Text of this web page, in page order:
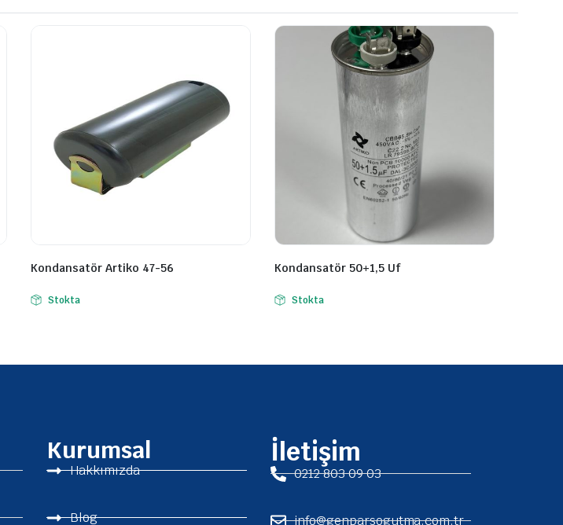
Kondansatör Artiko 47-56
Stokta
Kondansatör 50+1,5 Uf
Stokta
Kurumsal
Hakkımızda
Blog
İletişim
0212 803 09 03
info@genparsogutma.com.tr